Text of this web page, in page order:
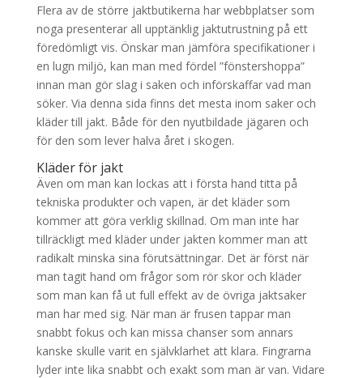
Flera av de större jaktbutikerna har webbplatser som
noga presenterar all upptänklig jaktutrustning på ett
föredömligt vis. Önskar man jämföra specifikationer i
en lugn miljö, kan man med fördel ”fönstershoppa”
innan man gör slag i saken och införskaffar vad man
söker. Via denna sida finns det mesta inom saker och
kläder till jakt. Både för den nyutbildade jägaren och
för den som lever halva året i skogen.
Kläder för jakt
Även om man kan lockas att i första hand titta på
tekniska produkter och vapen, är det kläder som
kommer att göra verklig skillnad. Om man inte har
tillräckligt med kläder under jakten kommer man att
radikalt minska sina förutsättningar. Det är först när
man tagit hand om frågor som rör skor och kläder
som man kan få ut full effekt av de övriga jaktsaker
man har med sig. När man är frusen tappar man
snabbt fokus och kan missa chanser som annars
kanske skulle varit en självklarhet att klara. Fingrarna
lyder inte lika snabbt och exakt som man är van. Vidare